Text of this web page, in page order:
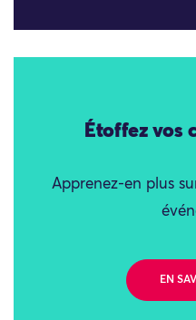
Étoffez vos
Apprenez-en plus
EN